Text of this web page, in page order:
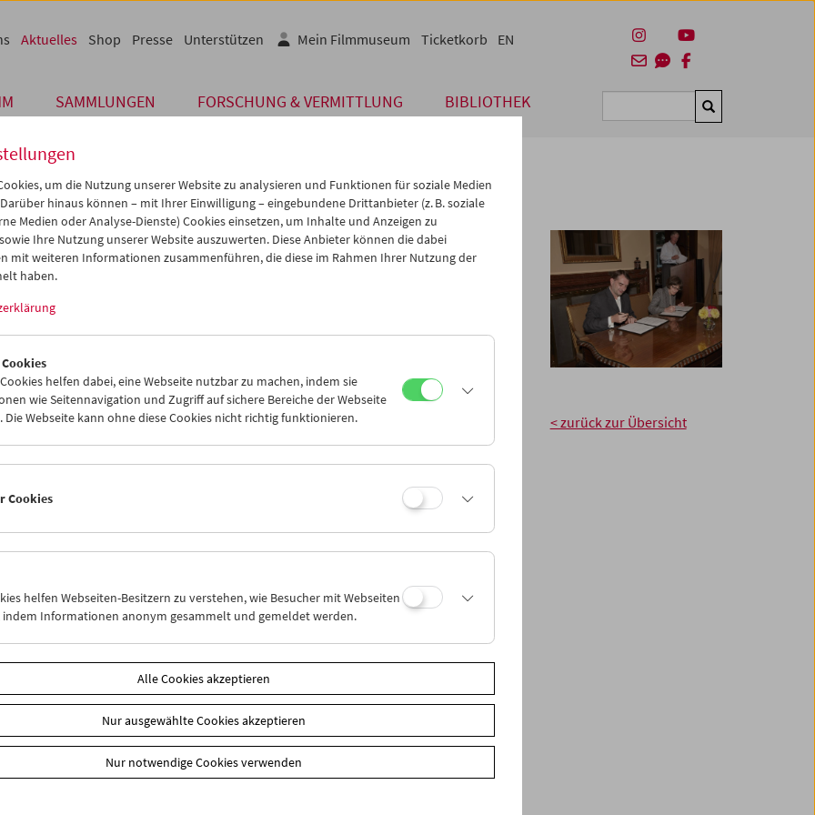
SAMMLUNGEN FORSCHUNG & VERMITTLUNG BIBLIOTHEK Suchen
Aktuelles Shop Presse Unterstützen Mein Filmmuseum Ticketkorb EN
2011
Filme: Nationalsozialismus in
und das United States Holocaust Memorial Museum haben ihre
durch eine feierliche Vertragsunterzeichnung besiegelt, die am 10. September
Residenz des US Botschafters stattfand.
Horwath (Direktor, Österreichisches Filmmuseum), Sara J. Bloomfield
United States Holocaust Memorial Museum), William C. Eacho (US Botschafter) ©
"Ephemere Filme: Nationalsozialismus in Österreich"
< zurück zur Übersicht
um die Nutzung unserer Website zu analysieren und Funktionen für soziale Medien
hinaus können – mit Ihrer Einwilligung – eingebundene Drittanbieter (z. B. soziale
Medien oder Analyse-Dienste) Cookies einsetzen, um Inhalte und Anzeigen zu
Ihre Nutzung unserer Website auszuwerten. Diese Anbieter können die dabei
mit weiteren Informationen zusammenführen, die diese im Rahmen Ihrer Nutzung der
haben.
helfen dabei, eine Webseite nutzbar zu machen, indem sie
wie Seitennavigation und Zugriff auf sichere Bereiche der Webseite
Die Webseite kann ohne diese Cookies nicht richtig funktionieren.
Cookies
helfen Webseiten-Besitzern zu verstehen, wie Besucher mit Webseiten
indem Informationen anonym gesammelt und gemeldet werden.
Alle Cookies akzeptieren
Nur ausgewählte Cookies akzeptieren
Nur notwendige Cookies verwenden